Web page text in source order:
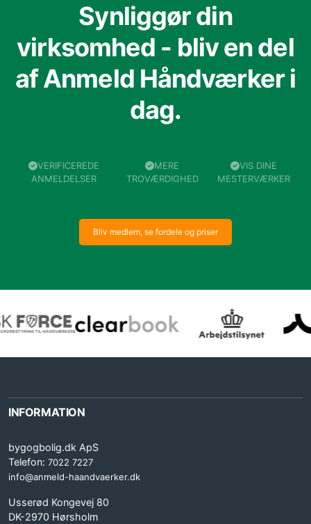
Synliggør din
virksomhed - bliv en del
af Anmeld Håndværker i
dag.
VERIFICEREDE
ANMELDELSER
MERE
TROVÆRDIGHED
VIS DINE
MESTERVÆRKER
Bliv medlem, se fordele og priser
INFORMATION
bygogbolig.dk ApS
Telefon: 7022 7227
info@anmeld-haandvaerker.dk
Usserød Kongevej 80
DK-2970 Hørsholm